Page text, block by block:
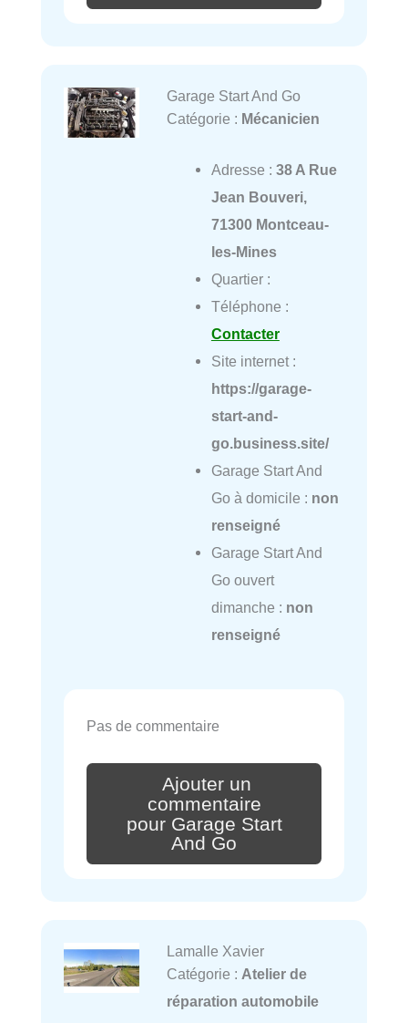
Garage Start And Go
Catégorie : Mécanicien
Adresse : 38 A Rue
Jean Bouveri,
71300 Montceau-
les-Mines
Quartier :
Téléphone :
Contacter
Site internet :
https://garage-
start-and-
go.business.site/
Garage Start And
Go à domicile : non
renseigné
Garage Start And
Go ouvert
dimanche : non
renseigné
Pas de commentaire
Ajouter un
commentaire
pour Garage Start
And Go
Lamalle Xavier
Catégorie : Atelier de
réparation automobile